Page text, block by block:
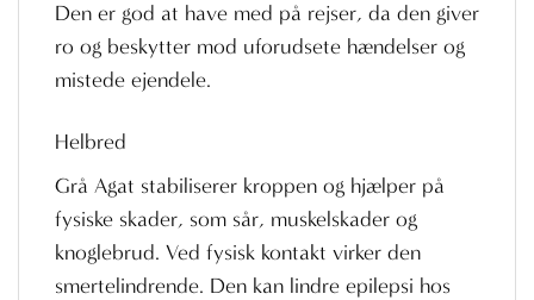
Den er god at have med på rejser, da den giver
ro og beskytter mod uforudsete hændelser og
mistede ejendele.
Helbred
Grå Agat stabiliserer kroppen og hjælper på
fysiske skader, som sår, muskelskader og
knoglebrud. Ved fysisk kontakt virker den
smertelindrende. Den kan lindre epilepsi hos